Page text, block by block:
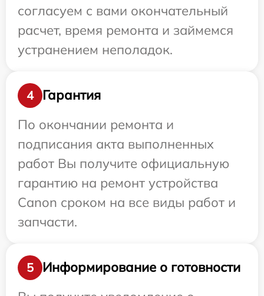
согласуем с вами окончательный
расчет, время ремонта и займемся
устранением неполадок.
4
Гарантия
По окончании ремонта и
подписания акта выполненных
работ Вы получите официальную
гарантию на ремонт устройства
Canon сроком на все виды работ и
запчасти.
5
Информирование о готовности